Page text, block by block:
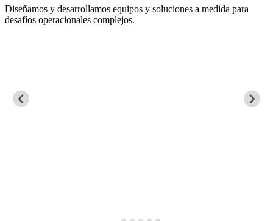
Diseñamos y desarrollamos equipos y soluciones a medida para
desafíos operacionales complejos.